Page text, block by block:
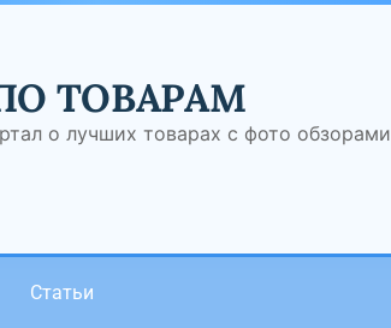
ТОВАРАМ
о лучших товарах с фото обзорами
Статьи